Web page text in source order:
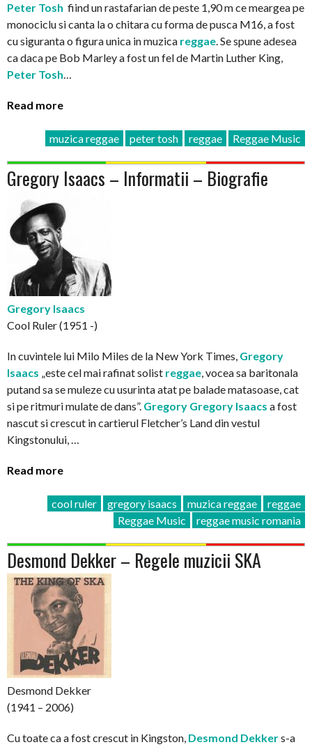
Peter Tosh fiind un rastafarian de peste 1,90 m ce meargea pe
monociclu si canta la o chitara cu forma de pusca M16, a fost
cu siguranta o figura unica in muzica reggae. Se spune adesea
ca daca pe Bob Marley a fost un fel de Martin Luther King,
Peter Tosh…
Read more
muzica reggae peter tosh reggae Reggae Music
Gregory Isaacs – Informatii – Biografie
Gregory Isaacs
Cool Ruler (1951 -)
In cuvintele lui Milo Miles de la New York Times, Gregory
Isaacs „este cel mai rafinat solist reggae, vocea sa baritonala
putand sa se muleze cu usurinta atat pe balade matasoase, cat
si pe ritmuri mulate de dans”. Gregory Gregory Isaacs a fost
nascut si crescut in cartierul Fletcher’s Land din vestul
Kingstonului, …
Read more
cool ruler gregory isaacs muzica reggae
reggae
Reggae Music
reggae music romania
Desmond Dekker – Regele muzicii SKA
Desmond Dekker
(1941 – 2006)
Cu toate ca a fost crescut in Kingston, Desmond Dekkers-a